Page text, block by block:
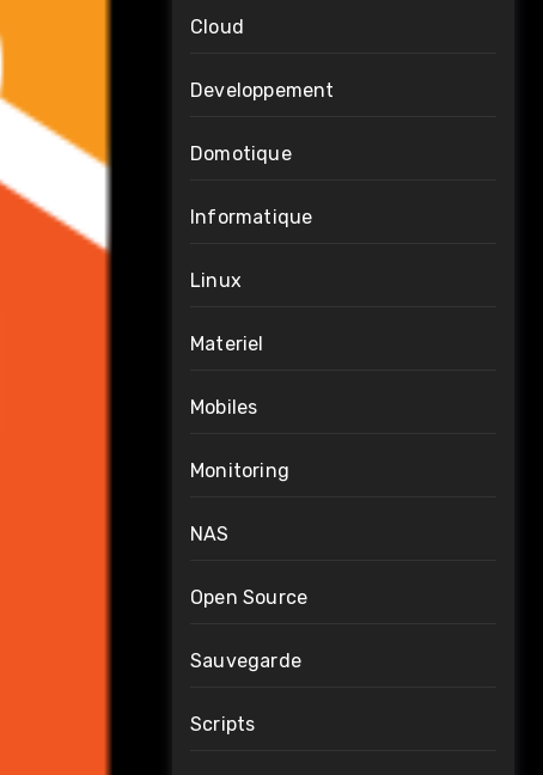
Cloud
Developpement
Domotique
Informatique
Linux
Materiel
Mobiles
Monitoring
NAS
Open Source
Sauvegarde
Scripts